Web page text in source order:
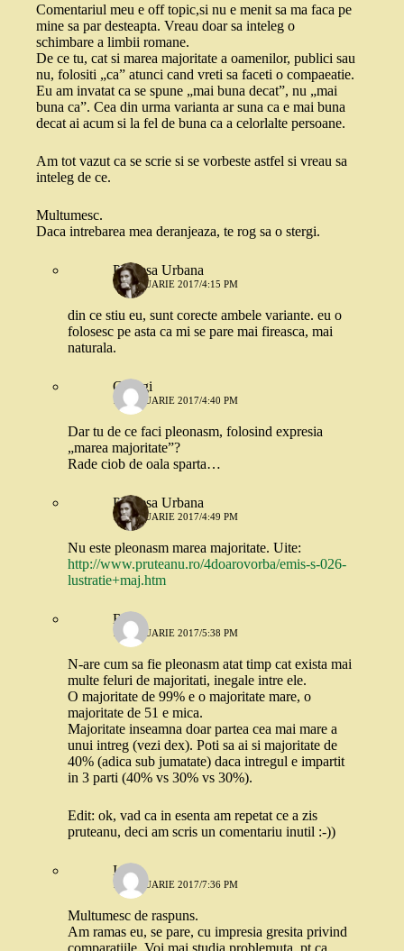
Comentariul meu e off topic,si nu e menit sa ma faca pe
mine sa par desteapta. Vreau doar sa inteleg o
schimbare a limbii romane.
De ce tu, cat si marea majoritate a oamenilor, publici sau
nu, folositi „ca” atunci cand vreti sa faceti o compaeatie.
Eu am invatat ca se spune „mai buna decat”, nu „mai
buna ca”. Cea din urma varianta ar suna ca e mai buna
decat ai acum si la fel de buna ca a celorlalte persoane.
Am tot vazut ca se scrie si se vorbeste astfel si vreau sa
inteleg de ce.
Multumesc.
Daca intrebarea mea deranjeaza, te rog sa o stergi.
Printesa Urbana
16 IANUARIE 2017/4:15 PM
din ce stiu eu, sunt corecte ambele variante. eu o
folosesc pe asta ca mi se pare mai fireasca, mai
naturala.
Georgi
16 IANUARIE 2017/4:40 PM
Dar tu de ce faci pleonasm, folosind expresia
„marea majoritate”?
Rade ciob de oala sparta…
Printesa Urbana
16 IANUARIE 2017/4:49 PM
Nu este pleonasm marea majoritate. Uite:
http://www.pruteanu.ro/4doarovorba/emis-s-026-
lustratie+maj.htm
Robo
16 IANUARIE 2017/5:38 PM
N-are cum sa fie pleonasm atat timp cat exista mai
multe feluri de majoritati, inegale intre ele.
O majoritate de 99% e o majoritate mare, o
majoritate de 51 e mica.
Majoritate inseamna doar partea cea mai mare a
unui intreg (vezi dex). Poti sa ai si majoritate de
40% (adica sub jumatate) daca intregul e impartit
in 3 parti (40% vs 30% vs 30%).
Edit: ok, vad ca in esenta am repetat ce a zis
pruteanu, deci am scris un comentariu inutil :-))
Ioana
17 IANUARIE 2017/7:36 PM
Multumesc de raspuns.
Am ramas eu, se pare, cu impresia gresita privind
comparatiile. Voi mai studia problemuta, pt ca